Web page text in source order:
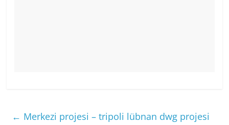
← Merkezi projesi – tripoli lübnan dwg projesi